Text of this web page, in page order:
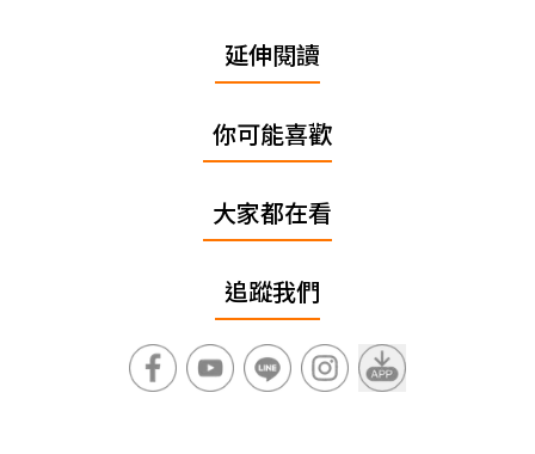
延伸閱讀
你可能喜歡
大家都在看
追蹤我們